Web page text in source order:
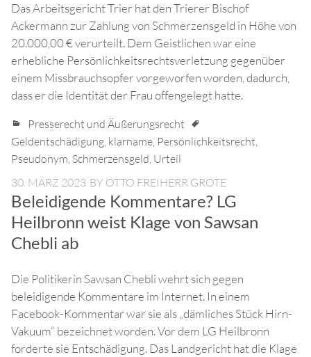
Das Arbeitsgericht Trier hat den Trierer Bischof
Ackermann zur Zahlung von Schmerzensgeld in Höhe von
20.000,00 € verurteilt. Dem Geistlichen war eine
erhebliche Persönlichkeitsrechtsverletzung gegenüber
einem Missbrauchsopfer vorgeworfen worden, dadurch,
dass er die Identität der Frau offengelegt hatte.
Presserecht und Äußerungsrecht
Geldentschädigung, klarname, Persönlichkeitsrecht,
Pseudonym, Schmerzensgeld, Urteil
30. MÄRZ 2023 BY OTTO FREIHERR GROTE
Beleidigende Kommentare? LG
Heilbronn weist Klage von Sawsan
Chebli ab
Die Politikerin Sawsan Chebli wehrt sich gegen
beleidigende Kommentare im Internet. In einem
Facebook-Kommentar war sie als „dämliches Stück Hirn-
Vakuum“ bezeichnet worden. Vor dem LG Heilbronn
forderte sie Entschädigung. Das Landgericht hat die Klage